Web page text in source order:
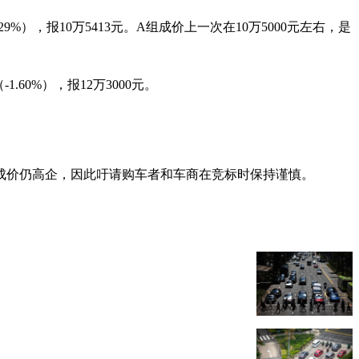
），报10万5413元。A组成价上一次在10万5000元左右，是
），报12万3000元。
仍高企，因此吁请购车者和车商在竞标时保持谨慎。